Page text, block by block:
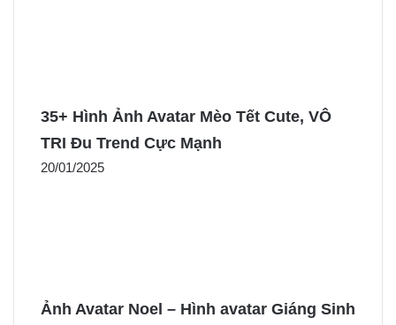
35+ Hình Ảnh Avatar Mèo Tết Cute, VÔ
TRI Đu Trend Cực Mạnh
20/01/2025
Ảnh Avatar Noel – Hình avatar Giáng Sinh